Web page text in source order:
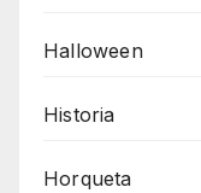
Halloween
Historia
Horqueta